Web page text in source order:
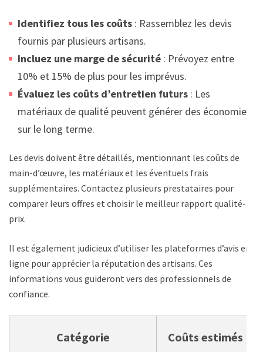
Identifiez tous les coûts : Rassemblez les devis
fournis par plusieurs artisans.
Incluez une marge de sécurité : Prévoyez entre
10% et 15% de plus pour les imprévus.
Évaluez les coûts d’entretien futurs : Les
matériaux de qualité peuvent générer des économies
sur le long terme.
Les devis doivent être détaillés, mentionnant les coûts de
main-d’œuvre, les matériaux et les éventuels frais
supplémentaires. Contactez plusieurs prestataires pour
comparer leurs offres et choisir le meilleur rapport qualité-
prix.
Il est également judicieux d’utiliser les plateformes d’avis en
ligne pour apprécier la réputation des artisans. Ces
informations vous guideront vers des professionnels de
confiance.
Catégorie Coûts estimés